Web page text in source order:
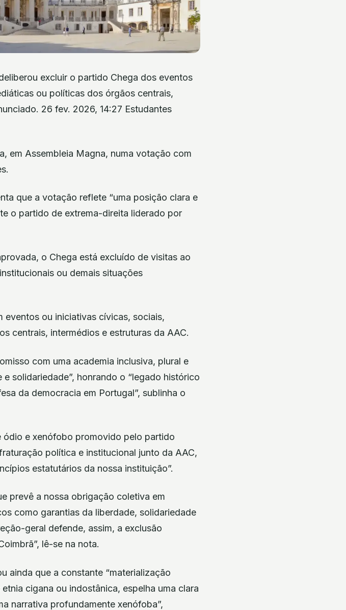
excluir o partido Chega dos eventos
ou políticas dos órgãos centrais,
26 fev. 2026, 14:27 Estudantes
em Assembleia Magna, numa votação com
que a votação reflete “uma posição clara e
o partido de extrema-direita liderado por
o Chega está excluído de visitas ao
ou demais situações
eventos ou iniciativas cívicas, sociais,
centrais, intermédios e estruturas da AAC.
com uma academia inclusiva, plural e
solidariedade”, honrando o “legado histórico
da democracia em Portugal”, sublinha o
ódio e xenófobo promovido pelo partido
política e institucional junto da AAC,
estatutários da nossa instituição”.
prevê a nossa obrigação coletiva em
como garantias da liberdade, solidariedade
geral defende, assim, a exclusão
lê-se na nota.
ainda que a constante “materialização
cigana ou indostânica, espelha uma clara
narrativa profundamente xenófoba”,